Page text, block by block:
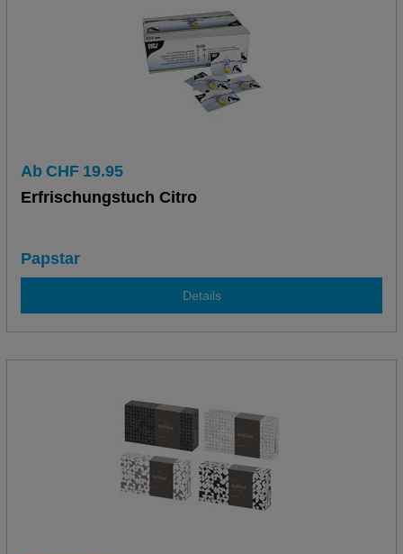
Ab CHF 19.95
Erfrischungstuch Citro
Papstar
Details